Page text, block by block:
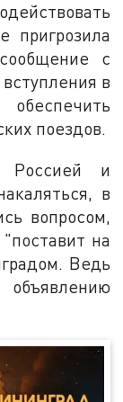
пригрозила
с
в
поездов.
Россией и
в
вопросом,
на
Ведь